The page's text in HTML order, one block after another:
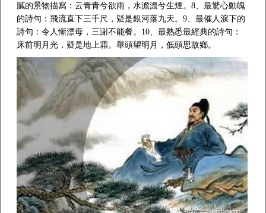
膩的景物描寫：云青青兮欲雨，水澹澹兮生煙。8、最驚心動魄
的詩句：飛流直下三千尺，疑是銀河落九天。9、最催人淚下的
詩句：令人慚漂母，三謝不能餐。10、最熟悉最經典的詩句：
床前明月光，疑是地上霜。舉頭望明月，低頭思故鄉。